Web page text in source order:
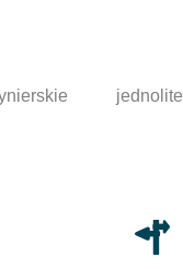
jednolite